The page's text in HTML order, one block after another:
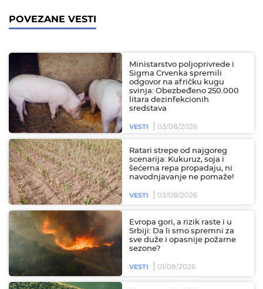
POVEZANE VESTI
Ministarstvo poljoprivrede i
Sigma Crvenka spremili
odgovor na afričku kugu
svinja: Obezbeđeno 250.000
litara dezinfekcionih
sredstava
VESTI 03/08/2026
Ratari strepe od najgoreg
scenarija: Kukuruz, soja i
šećerna repa propadaju, ni
navodnjavanje ne pomaže!
VESTI 03/08/2026
Evropa gori, a rizik raste i u
Srbiji: Da li smo spremni za
sve duže i opasnije požarne
sezone?
VESTI 01/08/2026